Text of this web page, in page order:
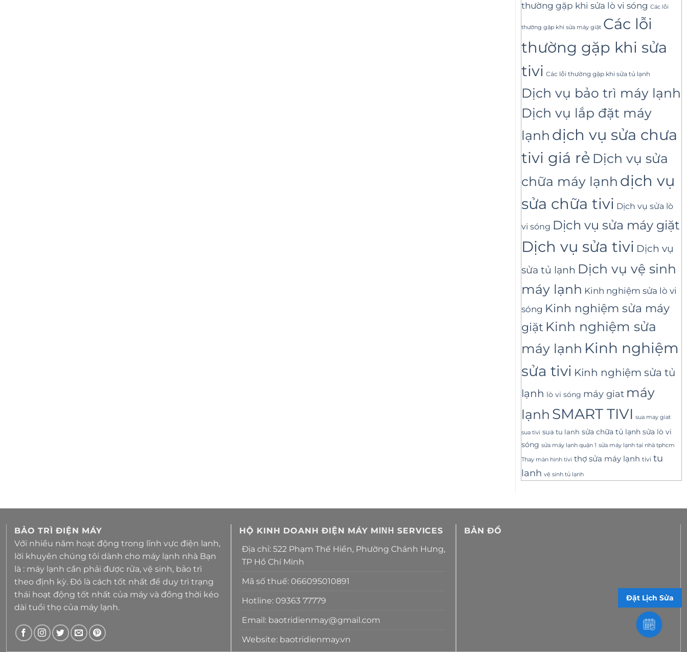
thường gặp khi sửa lò vi sóng Các lỗi
thường gặp khi sửa máy giặt Các lỗi
thường gặp khi sửa
tivi Các lỗi thường gặp khi sửa tủ lạnh
Dịch vụ bảo trì máy lạnh
Dịch vụ lắp đặt máy
lạnh dịch vụ sửa chưa
tivi giá rẻ Dịch vụ sửa
chữa máy lạnh dịch vụ
sửa chữa tivi Dịch vụ sửa lò
vi sóng Dịch vụ sửa máy giặt
Dịch vụ sửa tivi Dịch vụ
sửa tủ lạnh Dịch vụ vệ sinh
máy lạnh Kinh nghiệm sửa lò vi
sóng Kinh nghiệm sửa máy
giặt Kinh nghiệm sửa
máy lạnh Kinh nghiệm
sửa tivi Kinh nghiệm sửa tủ
lạnh lò vi sóng máy giat máy
lạnh SMART TIVI sua may giat
sua tivi sua tu lanh sửa chữa tủ lạnh sửa lò vi
sóng sửa máy lạnh quận 1 sửa máy lạnh tại nhà tphcm
Thay màn hình tivi thợ sửa máy lạnh tivi tu
lanh vệ sinh tủ lạnh
BẢO TRÌ ĐIỆN MÁY
Với nhiều năm hoạt động trong lĩnh vực điện lanh,
lời khuyên chúng tôi dành cho máy lạnh nhà Bạn
là : máy lạnh cần phải được rửa, vệ sinh, bảo trì
theo định kỳ. Đó là cách tốt nhất để duy trì trạng
thái hoạt động tốt nhất của máy và đồng thời kéo
dài tuổi thọ của máy lạnh.
HỘ KINH DOANH ĐIỆN MÁY MΙΝΗ SERVICES
Địa chỉ: 522 Phạm Thế Hiển, Phường Chánh Hưng,
TP Hồ Chí Minh
Mã số thuế: 066095010891
Hotline: 09363 77779
Email: baotridienmay@gmail.com
Website: baotridienmay.vn
BẢN ĐỒ
Đặt Lịch Sửa